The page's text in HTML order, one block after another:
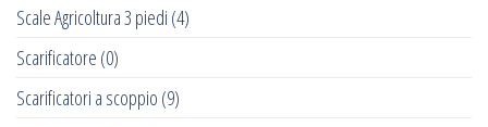
Scale Agricoltura 3 piedi (4)
Scarificatore (0)
Scarificatori a scoppio (9)